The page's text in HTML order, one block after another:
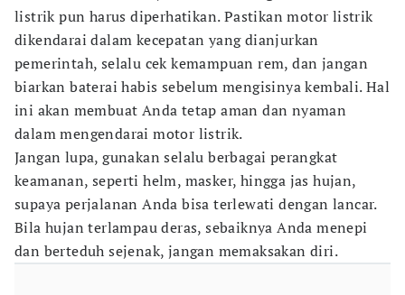
listrik pun harus diperhatikan. Pastikan motor listrik
dikendarai dalam kecepatan yang dianjurkan
pemerintah, selalu cek kemampuan rem, dan jangan
biarkan baterai habis sebelum mengisinya kembali. Hal
ini akan membuat Anda tetap aman dan nyaman
dalam mengendarai motor listrik.
Jangan lupa, gunakan selalu berbagai perangkat
keamanan, seperti helm, masker, hingga jas hujan,
supaya perjalanan Anda bisa terlewati dengan lancar.
Bila hujan terlampau deras, sebaiknya Anda menepi
dan berteduh sejenak, jangan memaksakan diri.